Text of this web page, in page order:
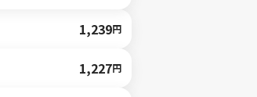
1,239円
1,227円